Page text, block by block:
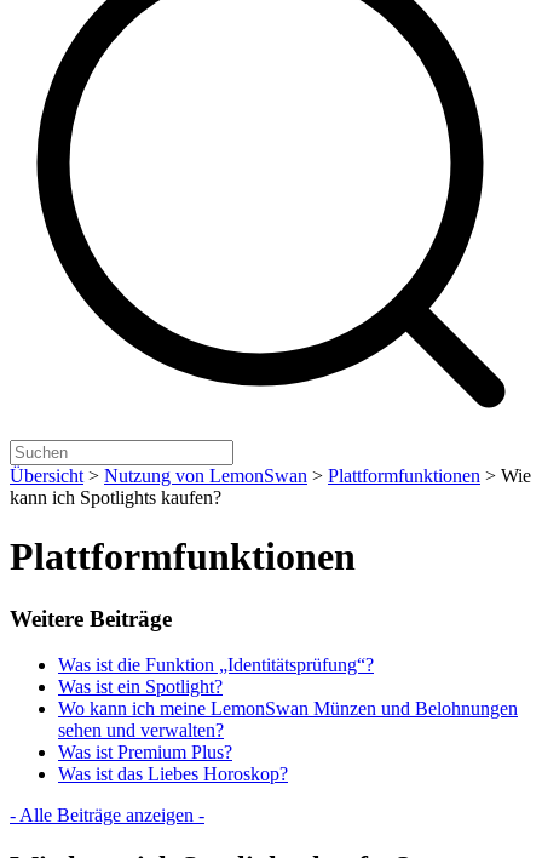
Übersicht > Nutzung von LemonSwan > Plattformfunktionen > Wie
kann ich Spotlights kaufen?
Plattformfunktionen
Weitere Beiträge
Was ist die Funktion „Identitätsprüfung“?
Was ist ein Spotlight?
Wo kann ich meine LemonSwan Münzen und Belohnungen
sehen und verwalten?
Was ist Premium Plus?
Was ist das Liebes Horoskop?
- Alle Beiträge anzeigen -